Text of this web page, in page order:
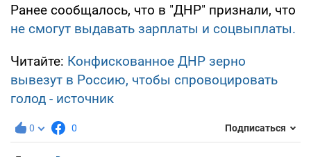
Ранее сообщалось, что в "ДНР" признали, что
не смогут выдавать зарплаты и соцвыплаты.
Читайте: Конфискованное ДНР зерно
вывезут в Россию, чтобы спровоцировать
голод - источник
0 0 Подписаться